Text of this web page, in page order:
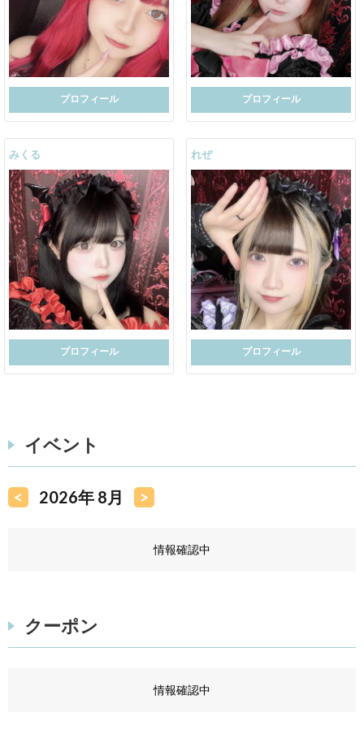
プロフィール プロフィール
みくる
プロフィール
れぜ
プロフィール
イベント
< 2026年 8月 >
情報確認中
クーポン
情報確認中